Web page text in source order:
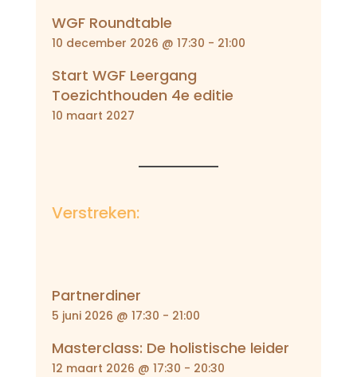
WGF Roundtable
10 december 2026 @ 17:30 - 21:00
Start WGF Leergang
Toezichthouden 4e editie
10 maart 2027
Verstreken:
Partnerdiner
5 juni 2026 @ 17:30 - 21:00
Masterclass: De holistische leider
12 maart 2026 @ 17:30 - 20:30